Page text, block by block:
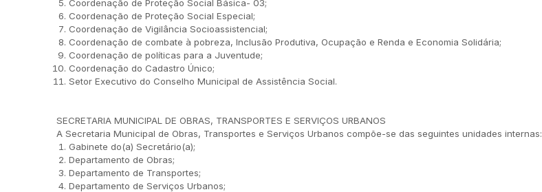
Coordenação de Proteção Social Básica- 03;
Coordenação de Proteção Social Especial;
Coordenação de Vigilância Socioassistencial;
Coordenação de combate à pobreza, Inclusão Produtiva, Ocupação e Renda e Economia Solidária;
Coordenação de políticas para a Juventude;
Coordenação do Cadastro Único;
Setor Executivo do Conselho Municipal de Assistência Social.
SECRETARIA MUNICIPAL DE OBRAS, TRANSPORTES E SERVIÇOS URBANOS
A Secretaria Municipal de Obras, Transportes e Serviços Urbanos compõe-se das seguintes unidades internas:
Gabinete do(a) Secretário(a);
Departamento de Obras;
Departamento de Transportes;
Departamento de Serviços Urbanos;